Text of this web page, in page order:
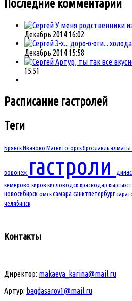
Последние комментарии
У меня родственники
Декабрь 2014 16:02
Э-х... доро-о-оги...
Декабрь 2014 15:58
Артур, ты так все
15:51
Расписание гастролей
Теги
БрянскИваново МагнитогорскЯрославльалматы
воронеж гастроли
кемерово киров кисловодск краснодар
новосибирск омсксамара санктпетербург
челябинск
Контакты
Директор: makaeva_karina@mail.ru
Артур: bagdasarov1@mail.ru